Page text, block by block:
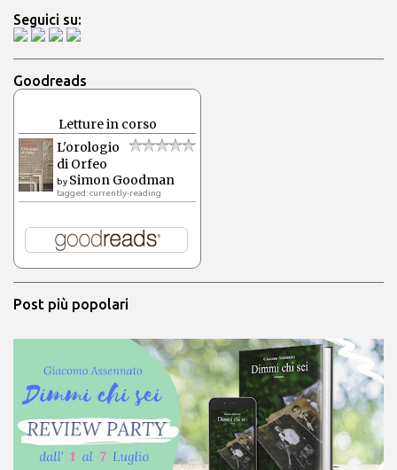
Seguici su:
Goodreads
Letture in corso
L'orologio
di Orfeo
by Simon Goodman
tagged: currently-reading
Post più popolari